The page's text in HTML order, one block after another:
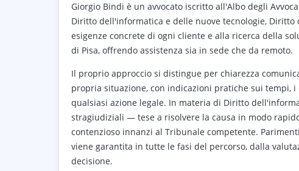
Giorgio Bindi è un avvocato iscritto all'Albo degli
Diritto dell'informatica e delle nuove tecnologie,
esigenze concrete di ogni cliente e alla ricerca della
di Pisa, offrendo assistenza sia in sede che da remoto.
Il proprio approccio si distingue per chiarezza
propria situazione, con indicazioni pratiche sui tempi,
qualsiasi azione legale. In materia di Diritto
stragiudiziali — tese a risolvere la causa in modo
contenzioso innanzi al Tribunale competente.
viene garantita in tutte le fasi del percorso, dalla
decisione.